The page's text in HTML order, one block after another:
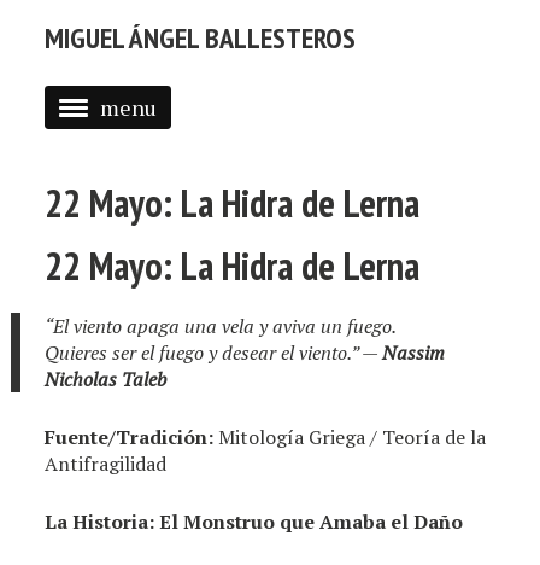
MIGUEL ÁNGEL BALLESTEROS
menu
PROFESSIONAL
SELECTED WORK
BLOG (EN)
22 Mayo: La Hidra de Lerna
22 Mayo: La Hidra de Lerna
“El viento apaga una vela y aviva un fuego.
Quieres ser el fuego y desear el viento.”—Nassim
Nicholas Taleb
Fuente/Tradición:Mitología Griega / Teoría de la
Antifragilidad
La Historia: El Monstruo que Amaba el Daño